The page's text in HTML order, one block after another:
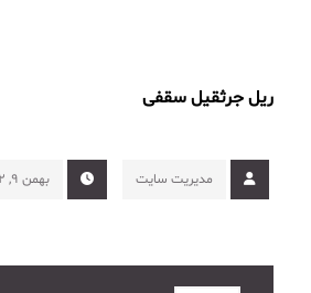
ریل جرثقیل سقفی
مدیریت سایت بهمن ۹, ۱۴۰۲